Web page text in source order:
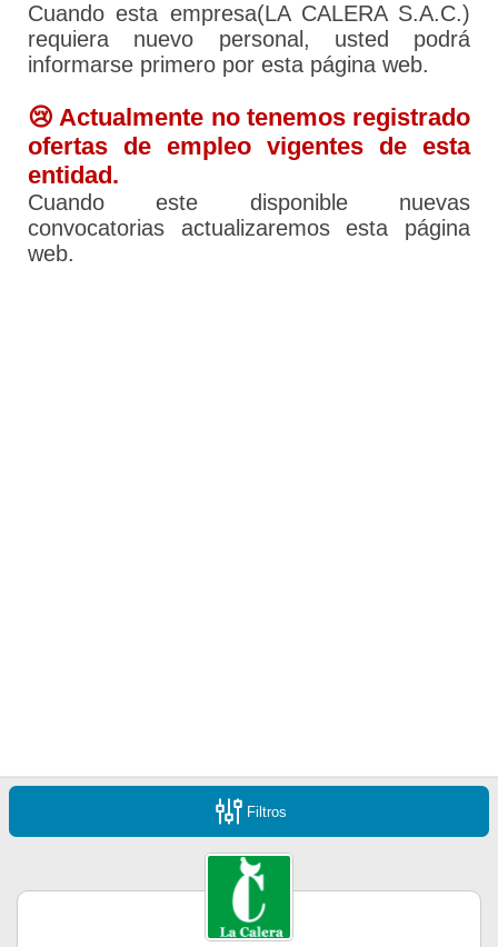
Cuando esta empresa(LA CALERA S.A.C.)
requiera nuevo personal, usted podrá
informarse primero por esta página web.
😢 Actualmente no tenemos registrado
ofertas de empleo vigentes de esta
entidad.
Cuando este disponible nuevas
convocatorias actualizaremos esta página
web.
Filtros